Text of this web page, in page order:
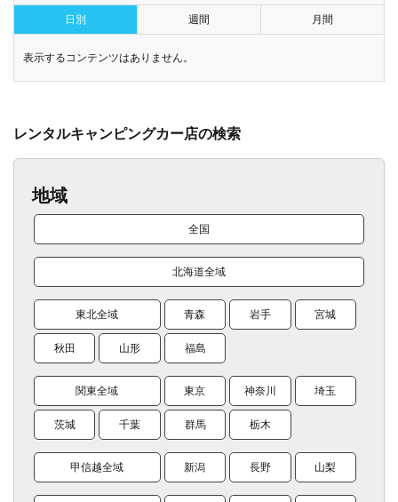
日別 週間 月間
表示するコンテンツはありません。
レンタルキャンピングカー店の検索
地域
全国
北海道全域
東北全域 青森 岩手 宮城
秋田 山形 福島
関東全域 東京 神奈川 埼玉
茨城 千葉 群馬 栃木
甲信越全域 新潟 長野 山梨